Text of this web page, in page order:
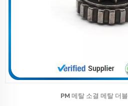
PM 메탈 소결 메탈 더